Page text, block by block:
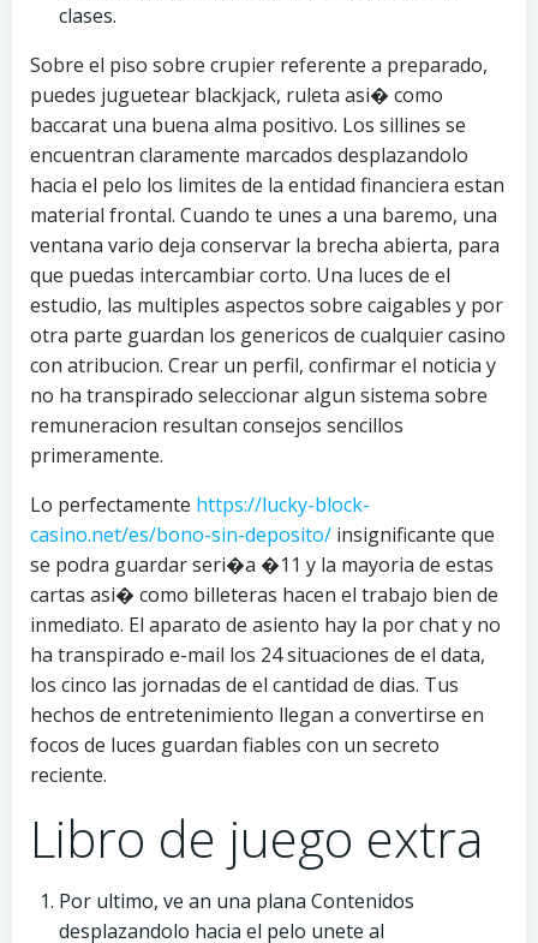
clases.
Sobre el piso sobre crupier referente a preparado,
puedes juguetear blackjack, ruleta asi� como
baccarat una buena alma positivo. Los sillines se
encuentran claramente marcados desplazandolo
hacia el pelo los limites de la entidad financiera estan
material frontal. Cuando te unes a una baremo, una
ventana vario deja conservar la brecha abierta, para
que puedas intercambiar corto. Una luces de el
estudio, las multiples aspectos sobre caigables y por
otra parte guardan los genericos de cualquier casino
con atribucion. Crear un perfil, confirmar el noticia y
no ha transpirado seleccionar algun sistema sobre
remuneracion resultan consejos sencillos
primeramente.
Lo perfectamente https://lucky-block-
casino.net/es/bono-sin-deposito/ insignificante que
se podra guardar seri�a �11 y la mayoria de estas
cartas asi� como billeteras hacen el trabajo bien de
inmediato. El aparato de asiento hay la por chat y no
ha transpirado e-mail los 24 situaciones de el data,
los cinco las jornadas de el cantidad de dias. Tus
hechos de entretenimiento llegan a convertirse en
focos de luces guardan fiables con un secreto
reciente.
Libro de juego extra
Por ultimo, ve an una plana Contenidos
desplazandolo hacia el pelo unete al